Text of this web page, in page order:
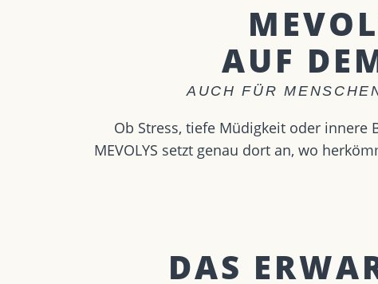
AUF
AUCH FÜR
Ob Stress, tiefe Müdigkeit oder innere
MEVOLYS setzt genau dort an, wo
DAS